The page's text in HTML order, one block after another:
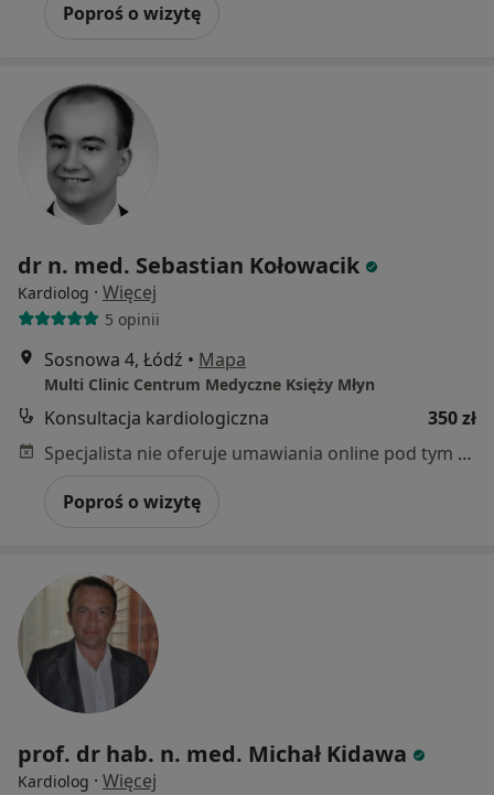
Poproś o wizytę
dr n. med. Sebastian Kołowacik
Kardiolog · Więcej
5 opinii
Sosnowa 4, Łódź • Mapa
Multi Clinic Centrum Medyczne Księży Młyn
Konsultacja kardiologiczna
350 zł
Specjalista nie oferuje umawiania online pod tym adresem.
Poproś o wizytę
prof. dr hab. n. med. Michał Kidawa
Kardiolog · Więcej